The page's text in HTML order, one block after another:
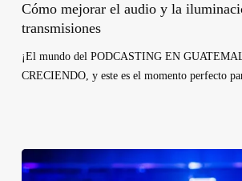
Cómo mejorar el audio y la
transmisiones
¡El mundo del PODCASTING EN
CRECIENDO, y este es el momento perfecto